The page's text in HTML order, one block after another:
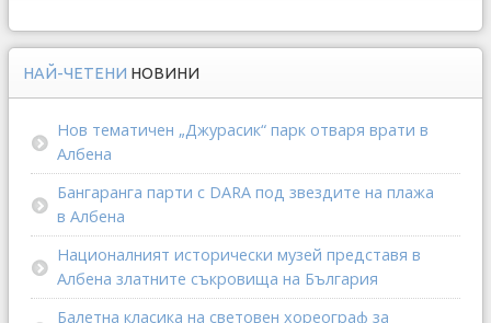
НАЙ-ЧЕТЕНИ НОВИНИ
Нов тематичен „Джурасик“ парк отваря врати в
Албена
Бангаранга парти с DARA под звездите на плажа
в Албена
Националният исторически музей представя в
Албена златните съкровища на България
Балетна класика на световен хореограф за